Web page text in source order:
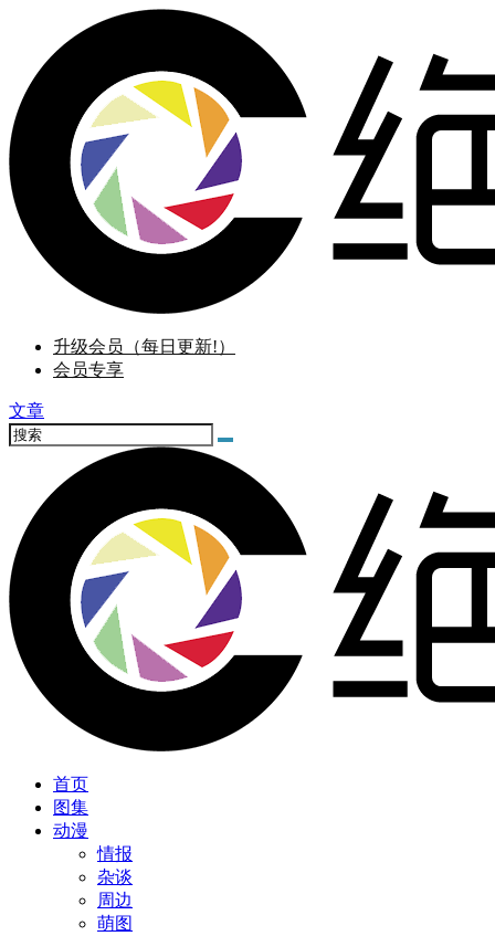
升级会员（每日更新!）
会员专享
文章
首页
图集
动漫
情报
杂谈
周边
萌图